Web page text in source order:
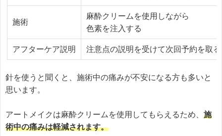
施術
麻酔クリームを使用しながら
色素を注入する
アフターケア説明 注意点の説明を受けて次回予約を取る
針を使うと聞くと、施術中の痛みが不安になる方も多いと
思います。
アートメイクは麻酔クリームを使用してもらえるため、 施
術中の痛みは軽減されます。